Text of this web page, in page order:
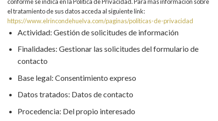
el tratamiento de sus datos acceda al siguiente link:
https://www.elrincondehuelva.com/paginas/politicas-de-privacidad
Actividad: Gestión de solicitudes de información
Finalidades: Gestionar las solicitudes del formulario de
contacto
Base legal: Consentimiento expreso
Datos tratados: Datos de contacto
Procedencia: Del propio interesado